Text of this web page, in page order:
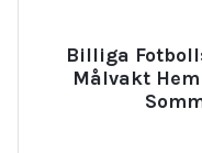
Billiga
Målvakt